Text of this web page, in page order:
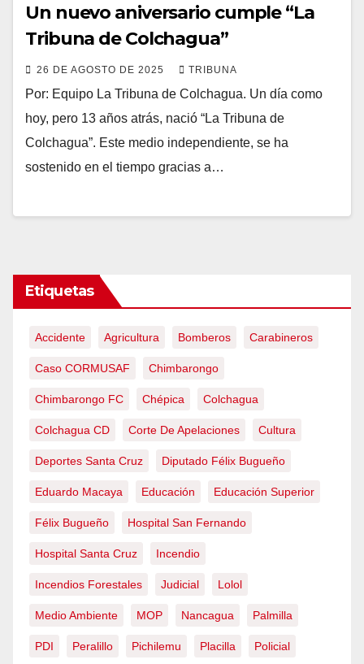
Un nuevo aniversario cumple “La
Tribuna de Colchagua”
26 DE AGOSTO DE 2025 TRIBUNA
Por: Equipo La Tribuna de Colchagua. Un día como
hoy, pero 13 años atrás, nació “La Tribuna de
Colchagua”. Este medio independiente, se ha
sostenido en el tiempo gracias a…
Etiquetas
Accidente Agricultura Bomberos Carabineros
Caso CORMUSAF Chimbarongo
Chimbarongo FC Chépica Colchagua
Colchagua CD Corte De Apelaciones Cultura
Deportes Santa Cruz Diputado Félix Bugueño
Eduardo Macaya Educación Educación Superior
Félix Bugueño Hospital San Fernando
Hospital Santa Cruz Incendio
Incendios Forestales Judicial Lolol
Medio Ambiente MOP Nancagua Palmilla
PDI Peralillo Pichilemu Placilla Policial